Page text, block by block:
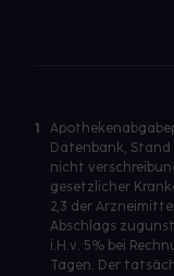
1
Datenbank, Stand
nicht
gesetzlicher
2,3 der
Abschlags
i.H.v. 5% bei
Tagen. Der